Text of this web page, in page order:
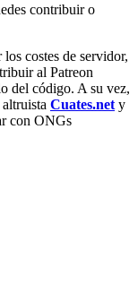
contribuir o
costes de servidor,
al Patreon
del código. A su vez,
Cuates.net y
con ONGs